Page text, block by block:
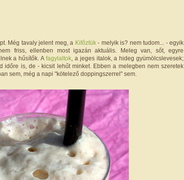
Még tavaly jelent meg, a Kifőztük- melyik is? nem tudom... - egyik
friss, ellenben most igazán aktuális. Meleg van, sőt, egyre
a hűsítők. A fagylaltok , a jeges italok, a hideg gyümölcslevesek;
időre is, de - kicsit lehűt minket. Ebben a melegben nem szeretek
sem, még a napi "kötelező doppingszerrel" sem.